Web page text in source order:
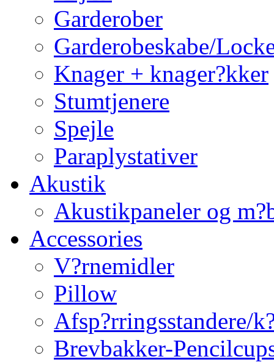
Garderober
Garderobeskabe/
Knager + knager?kker
Stumtjenere
Spejle
Paraplystativer
Akustik
Akustikpaneler og
Accessories
V?rnemidler
Pillow
Afsp?rringsstandere/
Brevbakker-